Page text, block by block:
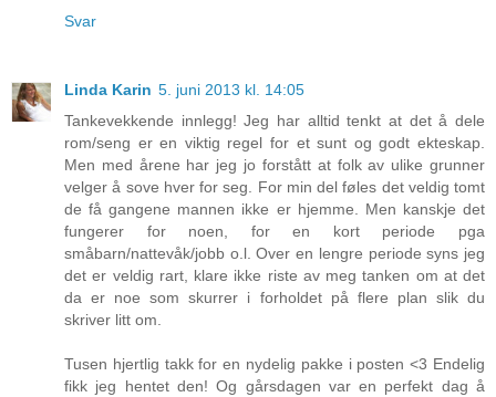
Svar
Linda Karin 5. juni 2013 kl. 14:05
Tankevekkende innlegg! Jeg har alltid tenkt at det å dele
rom/seng er en viktig regel for et sunt og godt ekteskap.
Men med årene har jeg jo forstått at folk av ulike grunner
velger å sove hver for seg. For min del føles det veldig tomt
de få gangene mannen ikke er hjemme. Men kanskje det
fungerer for noen, for en kort periode pga
småbarn/nattevåk/jobb o.l. Over en lengre periode syns jeg
det er veldig rart, klare ikke riste av meg tanken om at det
da er noe som skurrer i forholdet på flere plan slik du
skriver litt om.
Tusen hjertlig takk for en nydelig pakke i posten <3 Endelig
fikk jeg hentet den! Og gårsdagen var en perfekt dag å